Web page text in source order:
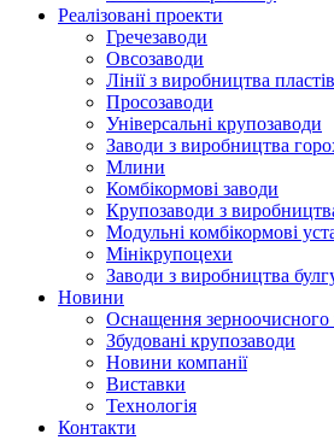
Реалізовані проекти
Гречезаводи
Овсозаводи
Лінії з виробництва
Просозаводи
Універсальні крупозаводи
Заводи з виробництва
Млини
Комбікормові заводи
Крупозаводи з
Модульні комбікормові
Мінікрупоцехи
Заводи з виробництва
Новини
Оснащення
Збудовані крупозаводи
Новини компанії
Виставки
Технологія
Контакти